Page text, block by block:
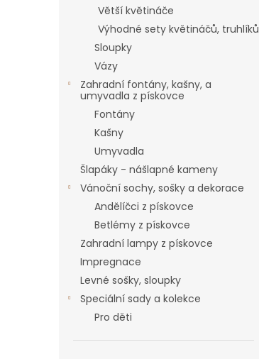
Větší květináče
Výhodné sety květináčů, truhlíků
Sloupky
Vázy
Zahradní fontány, kašny, a
umyvadla z pískovce
Fontány
Kašny
Umyvadla
Šlapáky - nášlapné kameny
Vánoční sochy, sošky a dekorace
Andělíčci z pískovce
Betlémy z pískovce
Zahradní lampy z pískovce
Impregnace
Levné sošky, sloupky
Speciální sady a kolekce
Pro děti